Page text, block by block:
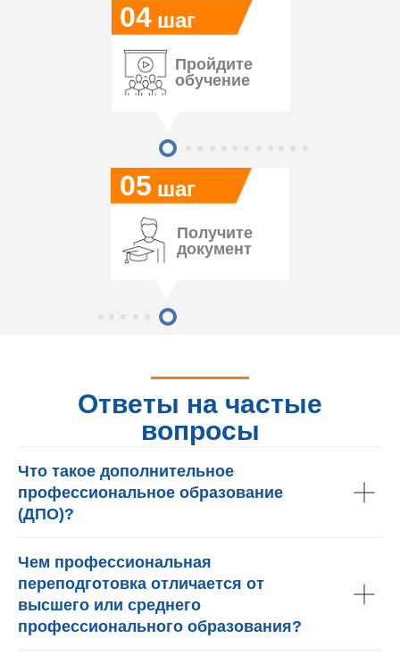
05
04 шаг
шаг
Пройдите
обучение
Получите
документ
Ответы на частые
вопросы
Что такое дополнительное
профессиональное образование
(ДПО)?
Чем профессиональная
переподготовка отличается от
высшего или среднего
профессионального образования?